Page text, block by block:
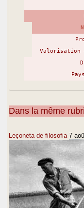
Valorisation
Dans la même
Leçoneta de filosofia 7